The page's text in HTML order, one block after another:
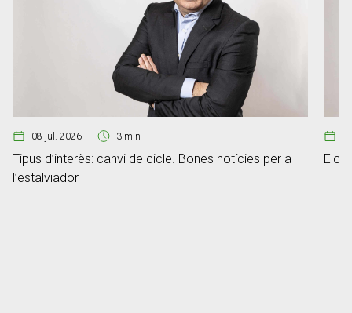
08 jul. 2026 3 min
Tipus d’interès: canvi de cicle. Bones notícies per a
l’estalviador
Elon